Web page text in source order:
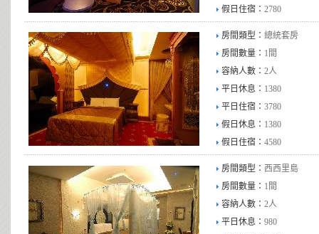
假日住宿： 2780
房間類型： 總統套房
房間數量： 1間
容納人數： 2人
平日休息： 1380
平日住宿： 3780
假日休息： 1380
假日住宿： 4580
房間類型： 西西里島
房間數量： 1間
容納人數： 2人
平日休息： 980